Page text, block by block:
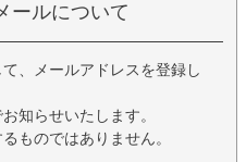
ールについて
、メールアドレスを登録し
知らせいたします。
ものではありません。